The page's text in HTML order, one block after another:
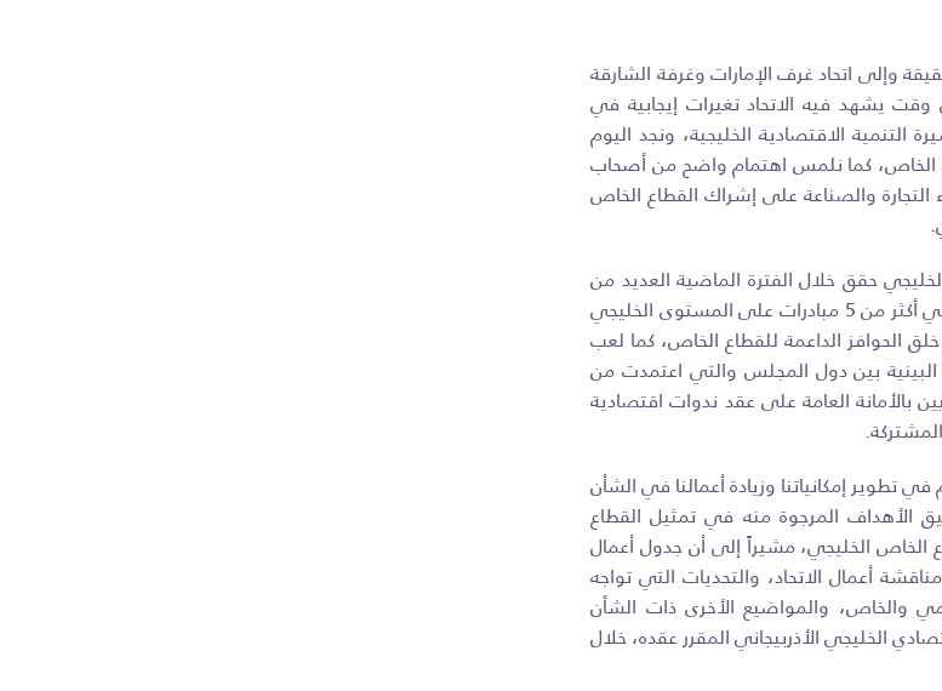
وإلى اتحاد غرف الإمارات وغرفة الشارقة
يشهد فيه الاتحاد تغيرات إيجابية في
الاقتصادية الخليجية، ونجد اليوم
الخاص، كما نلمس اهتمام واضح من أصحاب
والصناعة على إشراك القطاع الخاص
حقق خلال الفترة الماضية العديد من
الإنجازات، حيث تم الانتهاء من حل 27 تحدي تم طرحه في اللقاءات التشاورية، وتبني أكثر من 5 مبادرات على المستوى الخليجي
الحوافز الداعمة للقطاع الخاص، كما لعب
البينية بين دول المجلس والتي اعتمدت من
بالأمانة العامة على عقد ندوات اقتصادية
إمكانياتنا وزيادة أعمالنا في الشأن
الأهداف المرجوة منه في تمثيل القطاع
الخاص الخليجي، مشيراً إلى أن جدول أعمال
أعمال الاتحاد، والتحديات التي تواجه
والخاص، والمواضيع الأخرى ذات الشأن
الخليجي الأذربيجاني المقرر عقده، خلال